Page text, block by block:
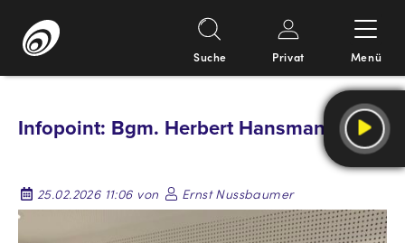
Inhalt
Suche Privat Menü
Infopoint: Bgm. Herbert Hansmann
25.02.2026 11:06 von Ernst Nussbaumer